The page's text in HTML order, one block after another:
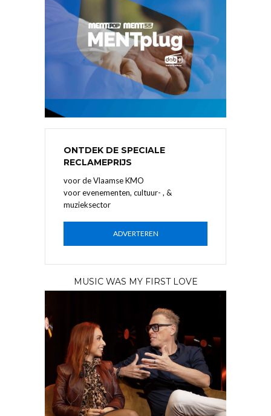
ONTDEK DE SPECIALE
RECLAMEPRIJS
voor de Vlaamse KMO
voor evenementen, cultuur- , &
muzieksector
ADVERTEREN
MUSIC WAS MY FIRST LOVE